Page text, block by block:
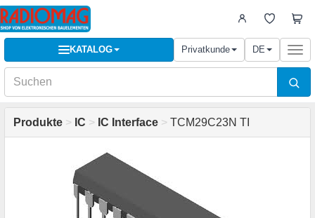
KATALOG Privatkunde DE
Produkte > IC > IC Interface > TCM29C23N TI